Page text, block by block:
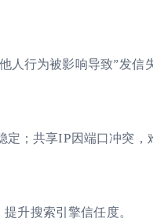
行为被影响导致”发信失
；共享IP因端口冲突，
升搜索引擎信任度。